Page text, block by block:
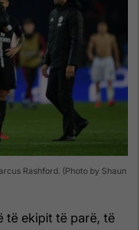
Rashford. (Photo by Shaun
të ekipit të parë, të